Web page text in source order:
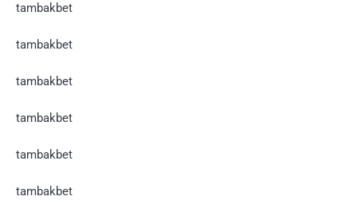
tambakbet
tambakbet
tambakbet
tambakbet
tambakbet
tambakbet